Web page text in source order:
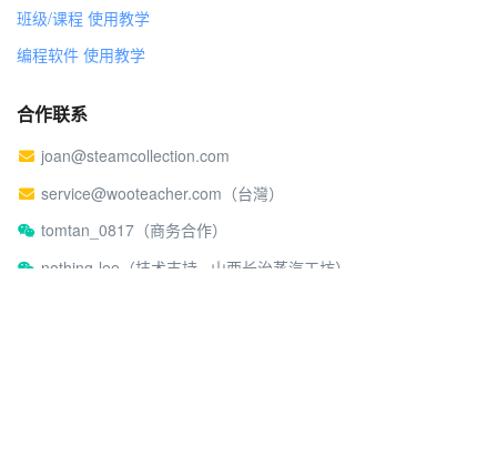
班级/课程 使用教学
编程软件 使用教学
合作联系
joan@steamcollection.com
service@wooteacher.com（台灣）
tomtan_0817（商务合作）
nothing-lee（技术支持 · 山西长治蒸汽工坊）